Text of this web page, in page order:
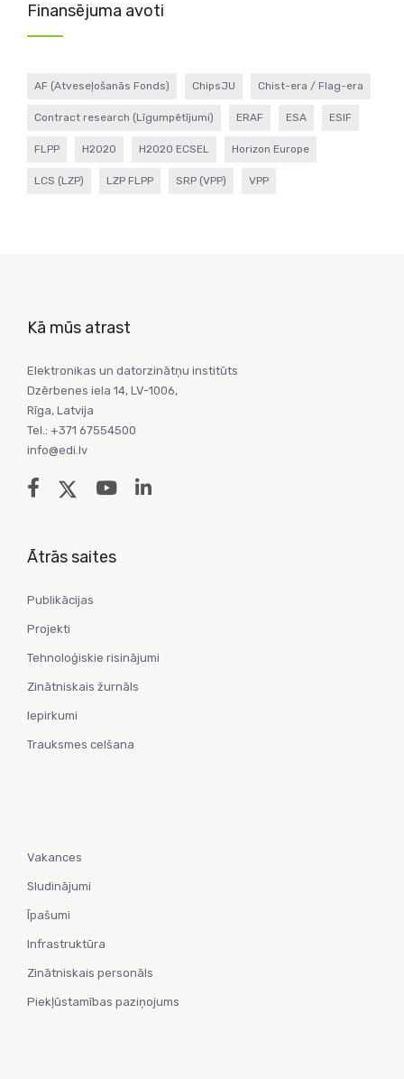
Finansējuma avoti
AF (Atveseļošanās Fonds) ChipsJU Chist-era / Flag-era
Contract research (Līgumpētījumi) ERAF ESA ESIF
FLPP H2020 H2020 ECSEL Horizon Europe
LCS (LZP) LZP FLPP SRP (VPP) VPP
Kā mūs atrast
Elektronikas un datorzinātņu institūts
Dzērbenes iela 14, LV-1006,
Rīga, Latvija
Tel.: +371 67554500
info@edi.lv
Ātrās saites
Publikācijas
Projekti
Tehnoloģiskie risinājumi
Zinātniskais žurnāls
Iepirkumi
Trauksmes celšana
Vakances
Sludinājumi
Īpašumi
Infrastruktūra
Zinātniskais personāls
Piekļūstamības paziņojums